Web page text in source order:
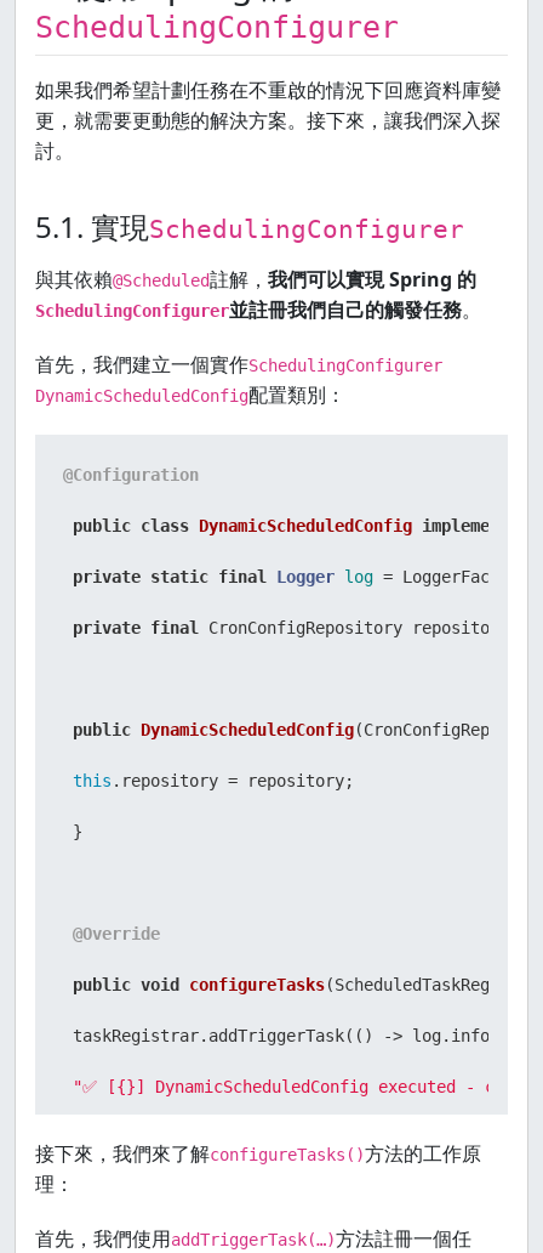
SchedulingConfigurer
如果我們希望計劃任務在不重啟的情況下回應資料庫變
更，就需要更動態的解決方案。接下來，讓我們深入探
討。
5.1. 實現SchedulingConfigurer
與其依賴@Scheduled註解， 我們可以實現 Spring 的
SchedulingConfigurer並註冊我們自己的觸發任務。
首先，我們建立一個實作SchedulingConfigurer
DynamicScheduledConfig配置類別：
@Configuration
public class DynamicScheduledConfig implements
private static final Logger log =
private final CronConfigRepository repository;
public DynamicScheduledConfig
this .repository = repository;
}
@Override
public void configureTasks
taskRegistrar.addTriggerTask(() -> log.info(
"✅ [{}] DynamicScheduledConfig executed - cron
.map(CronEntity::getCronExpression)
接下來，我們來了解configureTasks()方法的工作原
理：
首先，我們使用addTriggerTask(…)方法註冊一個任